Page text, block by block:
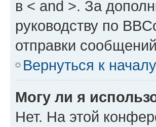
в < and >. За
руководству по
отправки
Вернуться к началу
Могу ли я
Нет. На этой